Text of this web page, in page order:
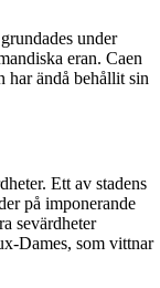
under
eran. Caen
har ändå behållit sin
Ett av stadens
på imponerande
sevärdheter
Dames, som vittnar